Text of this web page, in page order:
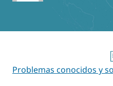
Problemas conocidos y